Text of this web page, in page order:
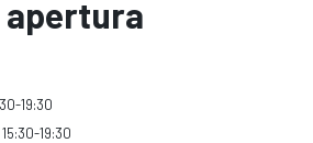
apertura
19:30
19:30